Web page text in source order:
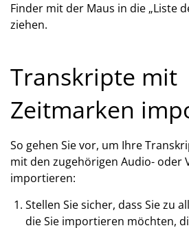
Finder mit der Maus in die „Liste
ziehen.
Transkripte mit
Zeitmarken
So gehen Sie vor, um Ihre
mit den zugehörigen Audio- oder
importieren:
Stellen Sie sicher, dass Sie zu
die Sie importieren möchten,